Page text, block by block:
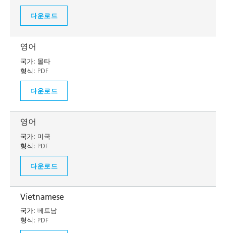
다운로드
영어
국가: 몰타
형식: PDF
다운로드
영어
국가: 미국
형식: PDF
다운로드
Vietnamese
국가: 베트남
형식: PDF